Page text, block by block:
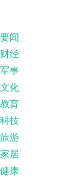
要闻
财经
军事
文化
教育
科技
旅游
家居
健康